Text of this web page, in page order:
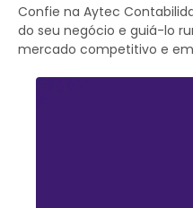
Confie na Aytec
do seu negócio e guiá-lo
mercado competitivo e